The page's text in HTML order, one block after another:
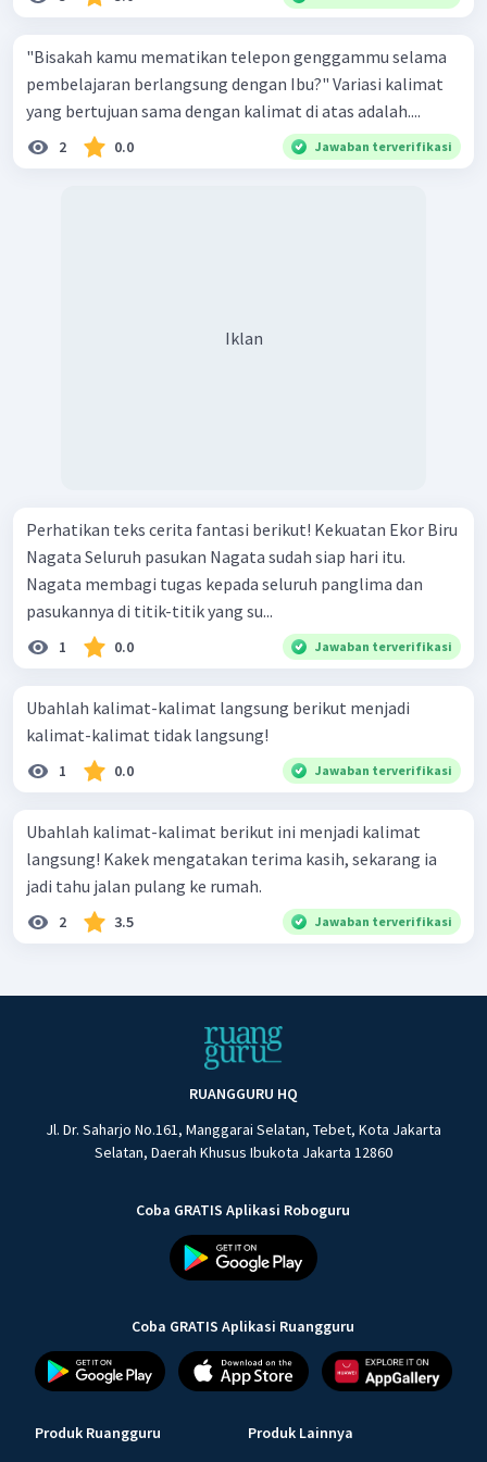
"Bisakah kamu mematikan telepon genggammu selama
pembelajaran berlangsung dengan Ibu?" Variasi kalimat
yang bertujuan sama dengan kalimat di atas adalah....
2 0.0 Jawaban terverifikasi
Iklan
Perhatikan teks cerita fantasi berikut! Kekuatan Ekor Biru
Nagata Seluruh pasukan Nagata sudah siap hari itu.
Nagata membagi tugas kepada seluruh panglima dan
pasukannya di titik-titik yang su...
1 0.0 Jawaban terverifikasi
Ubahlah kalimat-kalimat langsung berikut menjadi
kalimat-kalimat tidak langsung!
1 0.0 Jawaban terverifikasi
Ubahlah kalimat-kalimat berikut ini menjadi kalimat
langsung! Kakek mengatakan terima kasih, sekarang ia
jadi tahu jalan pulang ke rumah.
2 3.5 Jawaban terverifikasi
RUANGGURU HQ
Jl. Dr. Saharjo No.161, Manggarai Selatan, Tebet, Kota Jakarta
Selatan, Daerah Khusus Ibukota Jakarta 12860
Coba GRATIS Aplikasi Roboguru
Coba GRATIS Aplikasi Ruangguru
Produk Ruangguru Produk Lainnya